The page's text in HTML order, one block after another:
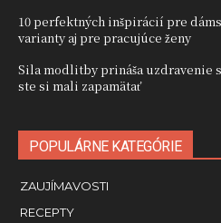
10 perfektných inšpirácií pre
varianty aj pre pracujúce ženy
Sila modlitby prináša uzdravenie
ste si mali zapamätať
POPULÁRNE KATEGÓRIE
ZAUJÍMAVOSTI
RECEPTY